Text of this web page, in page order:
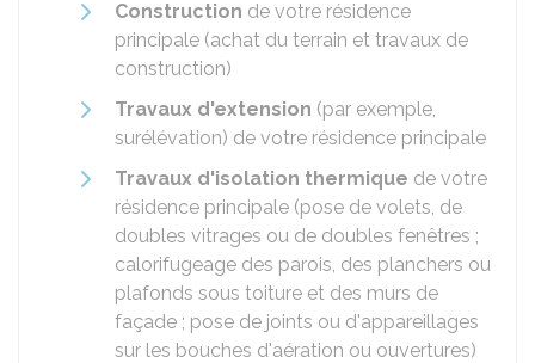
Construction de votre résidence
principale (achat du terrain et travaux de
construction)
Travaux d'extension (par exemple,
surélévation) de votre résidence principale
Travaux d'isolation thermique de votre
résidence principale (pose de volets, de
doubles vitrages ou de doubles fenêtres ;
calorifugeage des parois, des planchers ou
plafonds sous toiture et des murs de
façade ; pose de joints ou d'appareillages
sur les bouches d'aération ou ouvertures)